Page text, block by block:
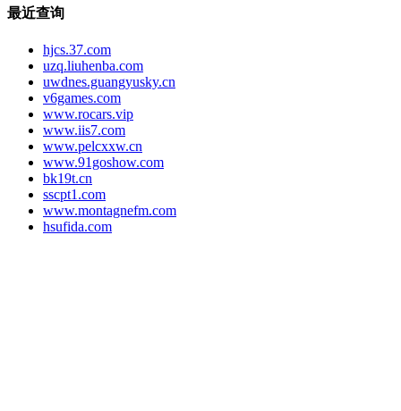
最近查询
hjcs.37.com
uzq.liuhenba.com
uwdnes.guangyusky.cn
v6games.com
www.rocars.vip
www.iis7.com
www.pelcxxw.cn
www.91goshow.com
bk19t.cn
sscpt1.com
www.montagnefm.com
hsufida.com